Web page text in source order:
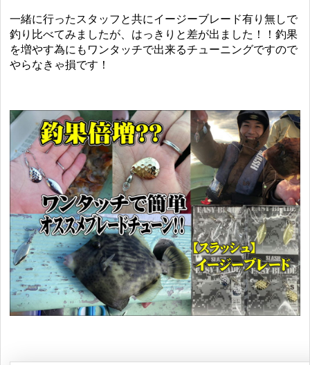
一緒に行ったスタッフと共にイージーブレード有り無しで
釣り比べてみましたが、はっきりと差が出ました！！釣果
を増やす為にもワンタッチで出来るチューニングですので
やらなきゃ損です！